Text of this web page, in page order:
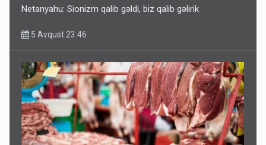
Netanyahu: Sionizm qalib gəldi, biz qalib gəlirik
5 Avqust 23:46